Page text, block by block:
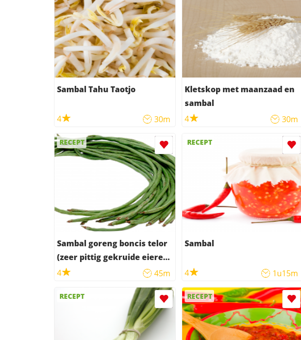
Sambal Tahu Taotjo
4 30m
Kletskop met maanzaad en
sambal
4
30m
RECEPT
Sambal goreng boncis telor
(zeer pittig gekruide eieren
met groenten)
4 45m
RECEPT
Sambal
4 1u15m
RECEPT RECEPT